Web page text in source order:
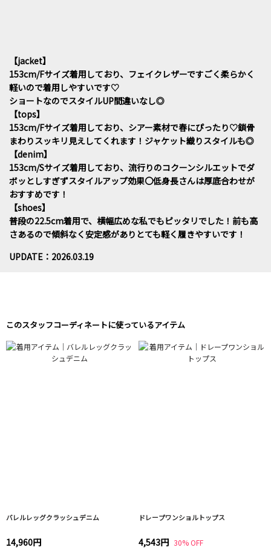
【jacket】
153cm/Fサイズ着用しており、フェイクレザーですごく柔らかく
軽いので着用しやすいです♡
ショートなのでスタイルUP間違いなし◎
【tops】
153cm/Fサイズ着用しており、シアー素材で春にぴったり♡鎖骨
まわりスッキリ見えしてくれます！ジャケット織りスタイルも◎
【denim】
153cm/Sサイズ着用しており、流行りのコクーンシルエットでダ
ボッとしすぎずスタイルアップ効果〇低身長さんは厚底合わせが
おすすめです！
【shoes】
普段の22.5cm着用で、横幅広めな私でもピッタリでした！前も高
さあるので傾斜なく安定感がありとても軽く履きやすいです！
UPDATE：2026.03.19
このスタッフコーディネートに使っているアイテム
バレルレッグクラッシュデニム
14,960円
ドレープワンショルトップス
4,543円 30% OFF